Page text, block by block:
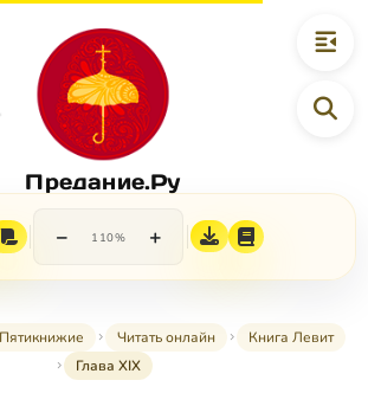
Предание.Ру
− 110% +
Читать онлайн
Книга Левит
Глава XIX